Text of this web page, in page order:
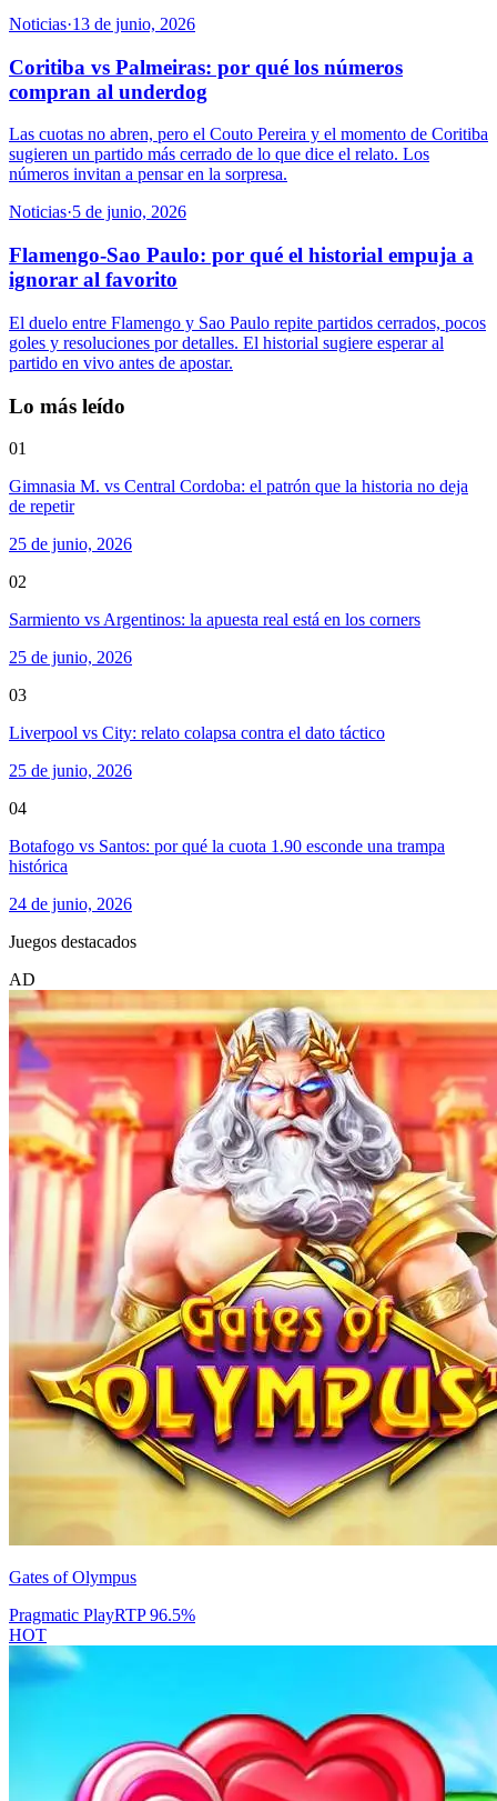
Noticias·13 de junio, 2026
Coritiba vs Palmeiras: por qué los números
compran al underdog
Las cuotas no abren, pero el Couto Pereira y el momento de Coritiba
sugieren un partido más cerrado de lo que dice el relato. Los
números invitan a pensar en la sorpresa.
Noticias·5 de junio, 2026
Flamengo-Sao Paulo: por qué el historial empuja a
ignorar al favorito
El duelo entre Flamengo y Sao Paulo repite partidos cerrados, pocos
goles y resoluciones por detalles. El historial sugiere esperar al
partido en vivo antes de apostar.
Lo más leído
01
Gimnasia M. vs Central Cordoba: el patrón que la historia no deja
de repetir
25 de junio, 2026
02
Sarmiento vs Argentinos: la apuesta real está en los corners
25 de junio, 2026
03
Liverpool vs City: relato colapsa contra el dato táctico
25 de junio, 2026
04
Botafogo vs Santos: por qué la cuota 1.90 esconde una trampa
histórica
24 de junio, 2026
Juegos destacados
AD
Gates of Olympus
Pragmatic PlayRTP96.5%
HOT